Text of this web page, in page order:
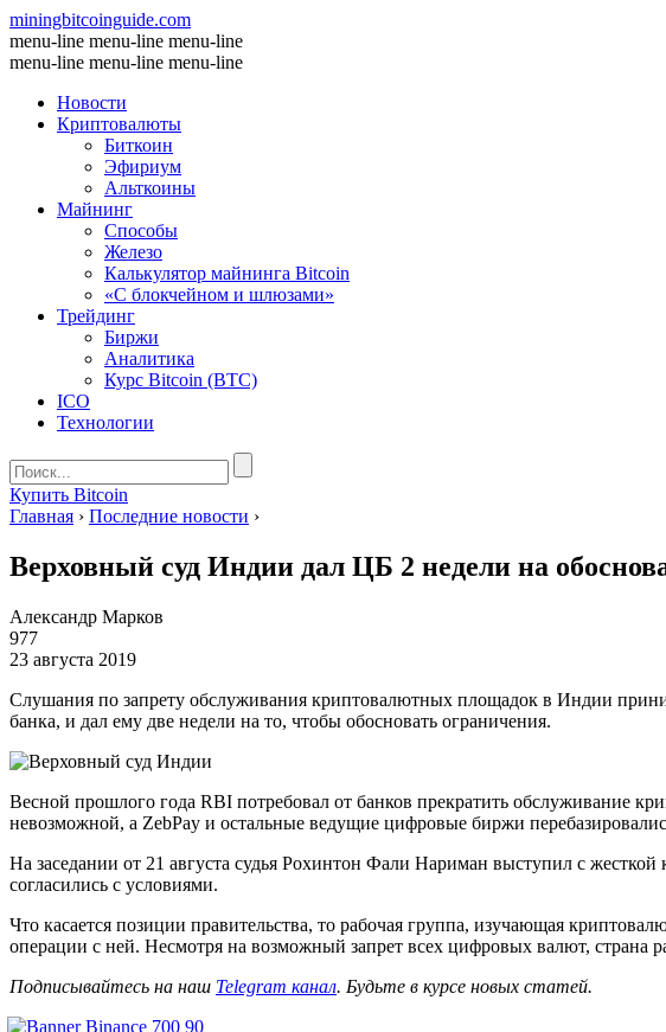
miningbitcoinguide.com
menu-line menu-line menu-line
menu-line menu-line menu-line
Новости
Криптовалюты
Биткоин
Эфириум
Альткоины
Майнинг
Способы
Железо
Калькулятор майнинга Bitcoin
«С блокчейном и шлюзами»
Трейдинг
Биржи
Аналитика
Курс Bitcoin (BTC)
ICO
Технологии
Купить Bitcoin
Главная › Последние новости ›
Верховный суд Индии дал ЦБ 2 недели на
Александр Марков
977
23 августа 2019
Слушания по запрету обслуживания криптовалютных площадок в Индии
банка, и дал ему две недели на то, чтобы обосновать ограничения.
Весной прошлого года RBI потребовал от банков прекратить обслуживание
невозможной, а ZebPay и остальные ведущие цифровые биржи
На заседании от 21 августа судья Рохинтон Фали Нариман выступил с
согласились с условиями.
Что касается позиции правительства, то рабочая группа, изучающая
операции с ней. Несмотря на возможный запрет всех цифровых валют, страна
Подписывайтесь на наш Telegram канал. Будьте в курсе новых статей.